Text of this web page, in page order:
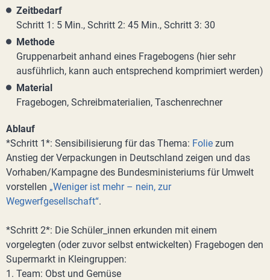
Zeitbedarf
Schritt 1: 5 Min., Schritt 2: 45 Min., Schritt 3: 30
Methode
Gruppenarbeit anhand eines Fragebogens (hier sehr
ausführlich, kann auch entsprechend komprimiert werden)
Material
Fragebogen, Schreibmaterialien, Taschenrechner
Ablauf
*Schritt 1*: Sensibilisierung für das Thema: Folie zum
Anstieg der Verpackungen in Deutschland zeigen und das
Vorhaben/Kampagne des Bundesministeriums für Umwelt
vorstellen „Weniger ist mehr – nein, zur
Wegwerfgesellschaft“.
*Schritt 2*: Die Schüler_innen erkunden mit einem
vorgelegten (oder zuvor selbst entwickelten) Fragebogen den
Supermarkt in Kleingruppen:
1. Team: Obst und Gemüse